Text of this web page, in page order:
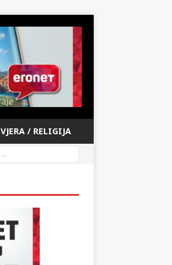
VJERA / RELIGIJA